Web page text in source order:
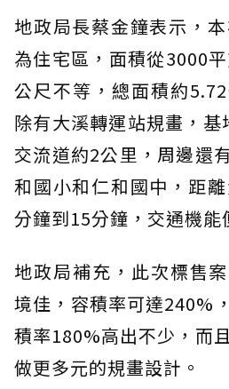
地政局長蔡金鐘表示，
為住宅區，面積從3000
公尺不等，總面積約
除有大溪轉運站規畫，
交流道約2公里，周邊還
和國小和仁和國中，距
分鐘到15分鐘，交通機能
地政局補充，此次標售
境佳，容積率可達240%
積率180%高出不少，而
做更多元的規畫設計。